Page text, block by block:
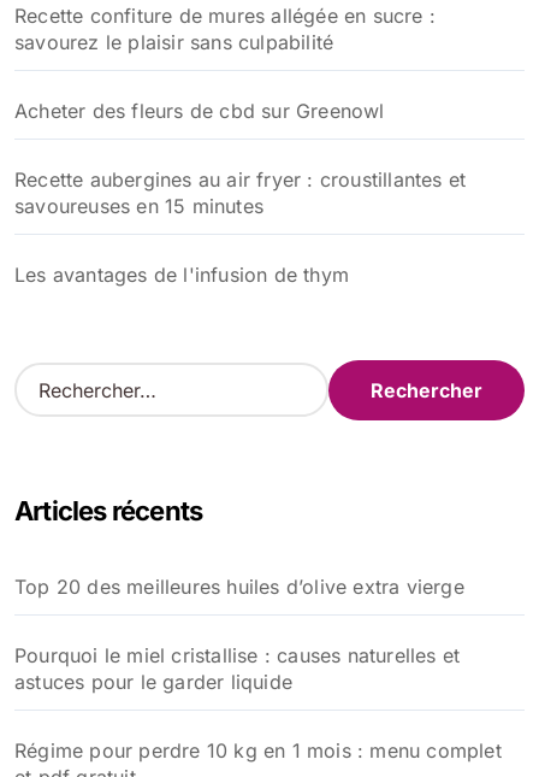
Recette confiture de mures allégée en sucre :
savourez le plaisir sans culpabilité
Acheter des fleurs de cbd sur Greenowl
Recette aubergines au air fryer : croustillantes et
savoureuses en 15 minutes
Les avantages de l'infusion de thym
R
e
r
e
r
:
Articles récents
Top 20 des meilleures huiles d’olive extra vierge
Pourquoi le miel cristallise : causes naturelles et
astuces pour le garder liquide
Régime pour perdre 10 kg en 1 mois : menu complet